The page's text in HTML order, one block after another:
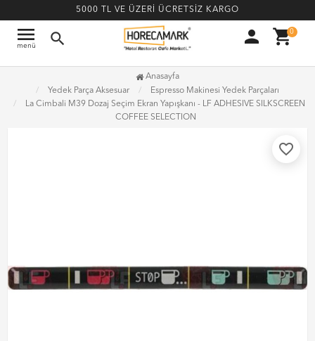
5000 TL VE ÜZERİ ÜCRETSİZ KARGO
menu
menü search person shopping_cart0
Anasayfa
Yedek Parça Aksesuar
Espresso Makinesi Yedek Parçaları
La Cimbali M39 Dozaj Seçim Ekran Yapışkanı - LF ADHESIVE SILKSCREEN
COFFEE SELECTION
favorite_border